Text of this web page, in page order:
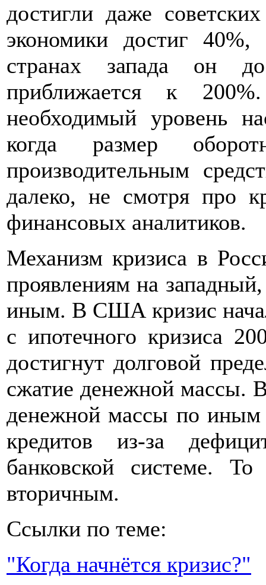
достигли даже
экономики достиг
странах запада он
приближается к
необходимый уровень
когда размер
производительным
далеко, не смотря про
финансовых аналитиков.
Механизм кризиса в
проявлениям на
иным. В США кризис
с ипотечного кризиса
достигнут долговой
сжатие денежной массы.
денежной массы по иным
кредитов из-за
банковской системе.
вторичным.
Ссылки по теме:
"Когда начнётся кризис?"